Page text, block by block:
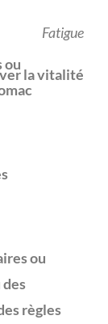
Fatigue
la vitalité
ou
ou
règles